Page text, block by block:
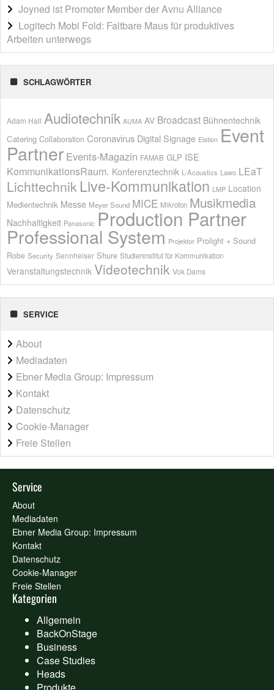
Joyned ist Promoter Member der Avnu Alliance
Logitech Mobi Fold: Faltbare Maus für produktives
Arbeiten unterwegs
SCHLAGWÖRTER
Adam Hall Audiotechnik AUMA AV Broadcast Bühnentechnik
Catering Collaboration Coronavirus Digital Signage Elation Event
Partner Events-Magazin FAMAB GLP ISE
KommunikationsRaum. Konferenztechnik L-Acoustics Lawo LEaT
Lichttechnik Live-Kommunikation LMP Location
Medientechnik Messe Meyer Sound MICE Mikrofon Musikmedia
Nachhaltigkeit Panasonic Production Partner
Professional System Projektor Prolight + Sound
Robe Security Sennheiser Shure Studieninstitut für Kommunikation
Veranstaltungstechnik Videotechnik Vok Dams
SERVICE
About
Mediadaten
Ebner Media Group: Impressum
Kontakt
Datenschutz
Cookie-Manager
Freie Stellen
Service
About
Mediadaten
Ebner Media Group: Impressum
Kontakt
Datenschutz
Cookie-Manager
Freie Stellen
Kategorien
Allgemein
BackOnStage
Business
Case Studies
Heads
Produkte